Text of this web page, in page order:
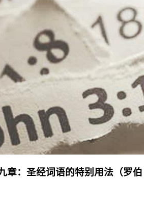
章：圣经词语的特别用法（罗伯